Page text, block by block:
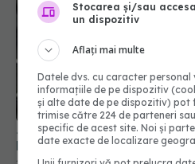
Jumătate dintre pacienții
long-COVID
15 dec 2025, 19:11
Stocarea și/sau
un dispozitiv
Aflați mai multe
Datele dvs. cu caracter
informațiile de pe dispozitiv
și alte date de pe dispozitiv) pot
trimise către 224 de parteneri
specific de acest site. Noi și
date exacte de localizare